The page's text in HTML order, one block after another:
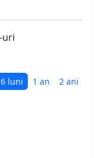
uri
6 luni 1 an 2 ani